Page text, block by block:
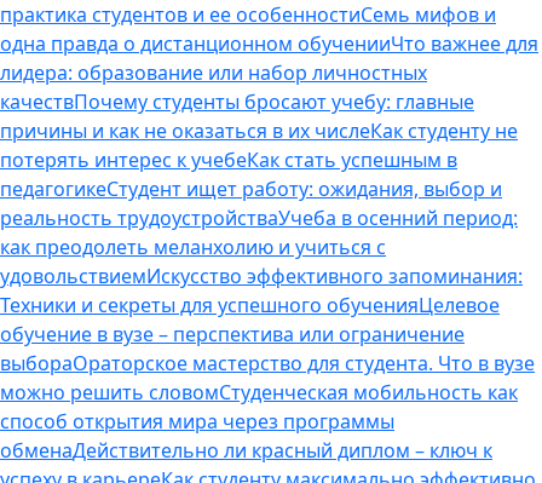
практика студентов и ее особенностиСемь мифов и
одна правда о дистанционном обученииЧто важнее для
лидера: образование или набор личностных
качествПочему студенты бросают учебу: главные
причины и как не оказаться в их числеКак студенту не
потерять интерес к учебеКак стать успешным в
педагогикеСтудент ищет работу: ожидания, выбор и
реальность трудоустройстваУчеба в осенний период:
как преодолеть меланхолию и учиться с
удовольствиемИскусство эффективного запоминания:
Техники и секреты для успешного обученияЦелевое
обучение в вузе – перспектива или ограничение
выбораОраторское мастерство для студента. Что в вузе
можно решить словомСтуденческая мобильность как
способ открытия мира через программы
обменаДействительно ли красный диплом – ключ к